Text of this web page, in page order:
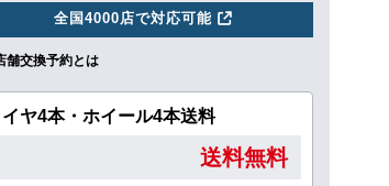
全国4000店で対応可能
舗交換予約とは
イヤ4本・ホイール4本送料
送料無料